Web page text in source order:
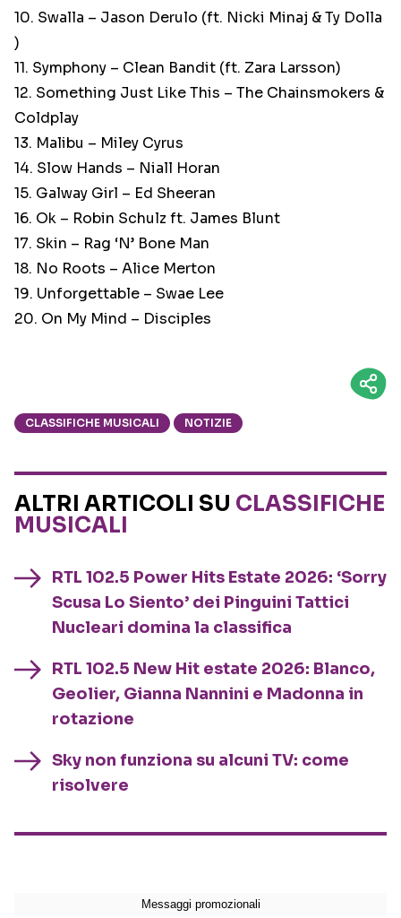
10. Swalla – Jason Derulo (ft. Nicki Minaj & Ty Dolla
)
11. Symphony – Clean Bandit (ft. Zara Larsson)
12. Something Just Like This – The Chainsmokers &
Coldplay
13. Malibu – Miley Cyrus
14. Slow Hands – Niall Horan
15. Galway Girl – Ed Sheeran
16. Ok – Robin Schulz ft. James Blunt
17. Skin – Rag ‘N’ Bone Man
18. No Roots – Alice Merton
19. Unforgettable – Swae Lee
20. On My Mind – Disciples
CLASSIFICHE MUSICALI NOTIZIE
ALTRI ARTICOLI SU CLASSIFICHE
MUSICALI
RTL 102.5 Power Hits Estate 2026: ‘Sorry
Scusa Lo Siento’ dei Pinguini Tattici
Nucleari domina la classifica
RTL 102.5 New Hit estate 2026: Blanco,
Geolier, Gianna Nannini e Madonna in
rotazione
Sky non funziona su alcuni TV: come
risolvere